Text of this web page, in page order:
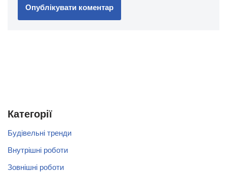
Категорії
Будівельні тренди
Внутрішні роботи
Зовнішні роботи